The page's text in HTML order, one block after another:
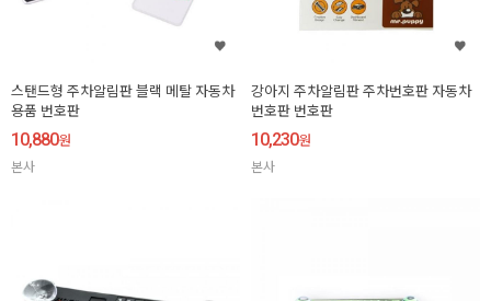
스탠드형 주차알림판 블랙 메탈 자동차
용품 번호판
10,880원
본사
강아지 주차알림판 주차번호판 자동차
번호판 번호판
10,230원
본사